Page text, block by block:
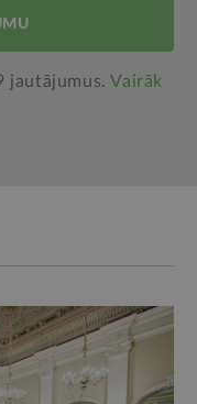
jautājumus.Vairāk